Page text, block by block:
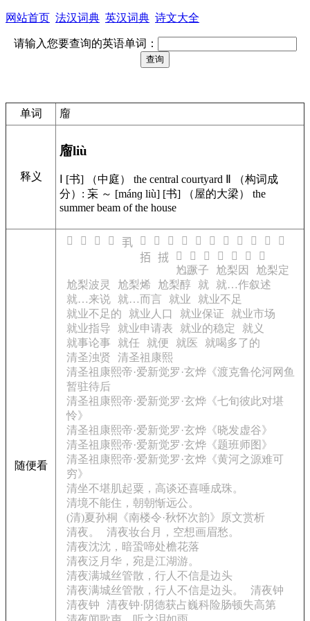
网站首页 法汉词典 英汉词典 诗文大全
请输入您要查询的英语单词：
单词 廇
释义
廇liù
Ⅰ [书] （中庭） the central courtyard Ⅱ （构词成
分）: 杗 ～ [mánɡ liù] [书] （屋的大梁） the
summer beam of the house
随便看
𢨔 𢨟 𢨡 𢨫 𢩦 𢩮 𢩯 𢪃 𢪋 𢪎 𢪪 𢪬 𢪷 𢪾 𢫐
𢫘
𢫦
𢫨 𢫫 𢫬 𢫯 𢫰 𢫷 𢫿
𢬬
尥蹶子
尬梨因
尬梨定
尬梨波灵
尬梨烯 尬梨醇 就
就…作叙述
就…来说
就…而言 就业
就业不足
就业不足的
就业人口 就业保证
就业市场
就业指导
就业申请表 就业的稳定
就义
就事论事
就任 就便 就医
就喝多了的
清圣浊贤
清圣祖康熙
清圣祖康熙帝·爱新觉罗·玄烨《渡克鲁伦河网鱼
暂驻待后
清圣祖康熙帝·爱新觉罗·玄烨《七旬彼此对堪
怜》
清圣祖康熙帝·爱新觉罗·玄烨《晓发虚谷》
清圣祖康熙帝·爱新觉罗·玄烨《题班师图》
清圣祖康熙帝·爱新觉罗·玄烨《黄河之源难可
穷》
清坐不堪肌起粟，高谈还喜唾成珠。
清境不能住，朝朝惭远公。
(清)夏孙桐《南楼令·秋怀次韵》原文赏析
清夜。
清夜妆台月，空想画眉愁。
清夜沈沈，暗蛩啼处檐花落
清夜泛月华，宛是江湖游。
清夜满城丝管散，行人不信是边头
清夜满城丝管散，行人不信是边头。
清夜钟
清夜钟
清夜钟·阴德获占巍科险肠顿失高第